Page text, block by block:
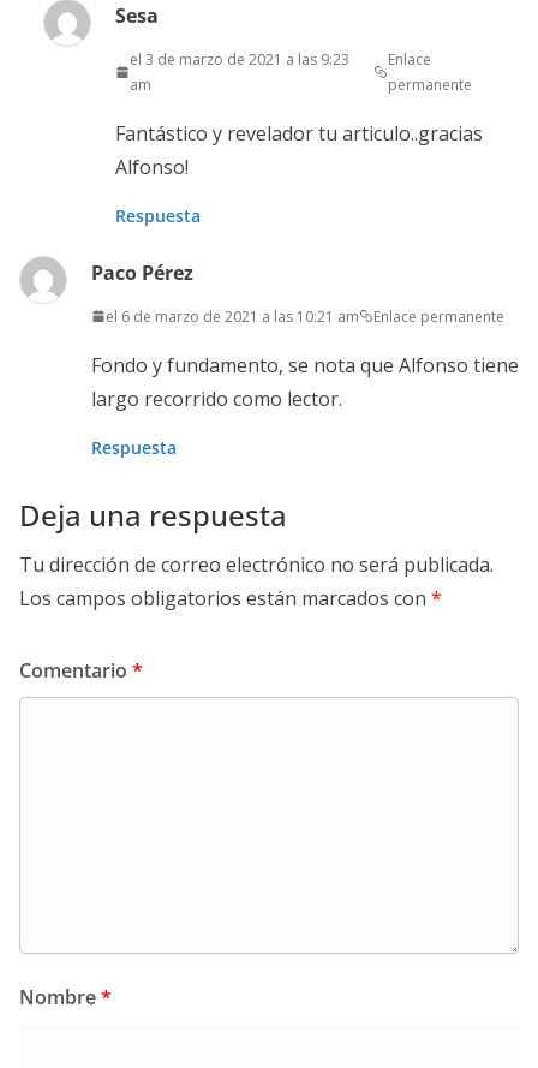
Sesa
el 3 de marzo de 2021 a las 9:23
am
Enlace
permanente
Fantástico y revelador tu articulo..gracias
Alfonso!
Respuesta
Paco Pérez
el 6 de marzo de 2021 a las 10:21 am Enlace permanente
Fondo y fundamento, se nota que Alfonso tiene
largo recorrido como lector.
Respuesta
Deja una respuesta
Tu dirección de correo electrónico no será publicada.
Los campos obligatorios están marcados con *
Comentario *
Nombre*